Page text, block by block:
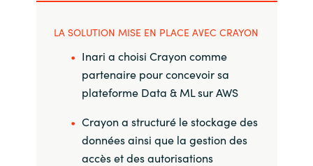
LA SOLUTION MISE EN PLACE AVEC CRAYON
Inari a choisi Crayon comme
partenaire pour concevoir sa
plateforme Data & ML sur AWS
Crayon a structuré le stockage des
données ainsi que la gestion des
accès et des autorisations